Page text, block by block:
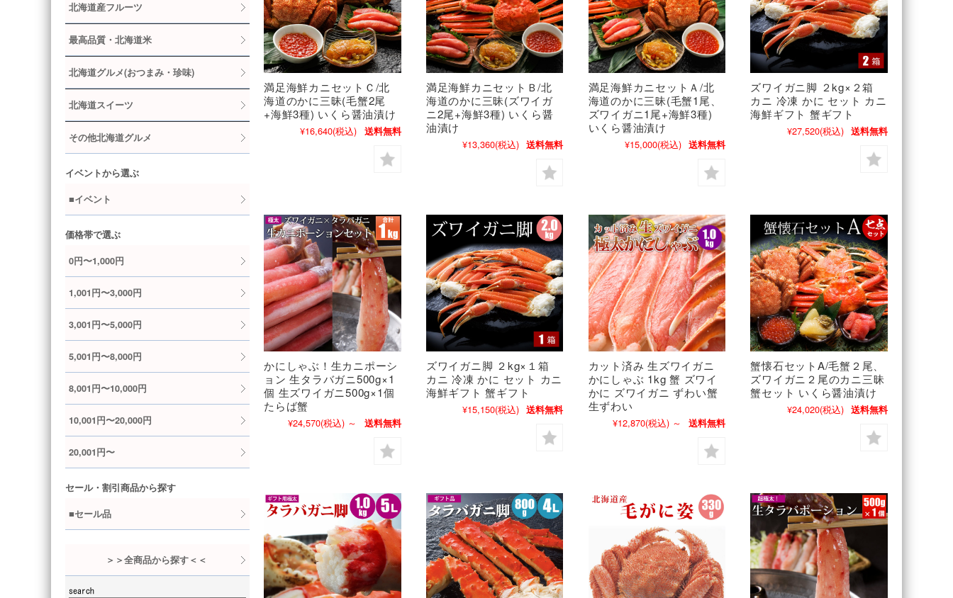
満足海鮮カニセットＣ/北
海道のかに三昧(毛蟹2尾
+海鮮3種) いくら醤油漬け
¥16,640(税込) 送料無料
満足海鮮カニセットＢ/北
海道のかに三昧(ズワイガ
ニ2尾+海鮮3種) いくら醤
油漬け
¥13,360(税込) 送料無料
満足海鮮カニセットＡ/北
海道のかに三昧(毛蟹1尾、
ズワイガニ1尾+海鮮3種)
いくら醤油漬け
¥15,000(税込) 送料無料
ズワイガニ脚 ２kg×２箱
カニ 冷凍 かに セット カニ
海鮮ギフト 蟹ギフト
¥27,520(税込) 送料無料
かにしゃぶ！生カニポーシ
ョン 生タラバガニ500g×1
個 生ズワイガニ500g×1個
たらば蟹
¥24,570(税込) ～ 送料無料
ズワイガニ脚 ２kg×１箱
カニ 冷凍 かに セット カニ
海鮮ギフト 蟹ギフト
¥15,150(税込) 送料無料
カット済み 生ズワイガニ
かにしゃぶ 1kg 蟹 ズワイ
かに ズワイガニ ずわい蟹
生ずわい
¥12,870(税込) ～ 送料無料
蟹懐石セットA/毛蟹２尾、
ズワイガニ２尾のカニ三昧
蟹セット いくら醤油漬け
¥24,020(税込) 送料無料
北海道産フルーツ
最高品質・北海道米
北海道グルメ(おつまみ・珍味)
北海道スイーツ
その他北海道グルメ
イベントから選ぶ
■イベント
価格帯で選ぶ
0円〜1,000円
1,001円〜3,000円
3,001円〜5,000円
5,001円〜8,000円
8,001円〜10,000円
10,001円〜20,000円
20,001円〜
セール・割引商品から探す
■セール品
＞＞全商品から探す＜＜